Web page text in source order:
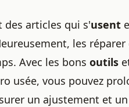
des articles qui s'usent
les
Avec les bons outils
usée, vous pouvez
un ajustement et